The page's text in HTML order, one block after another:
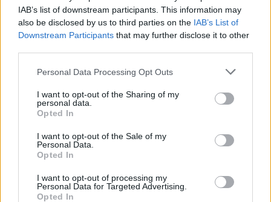
IAB’s list of downstream participants. This information may
also be disclosed by us to third parties on the IAB’s List of
Downstream Participants that may further disclose it to other
Please note that this website/app uses one or more Google
not limited to your visit or usage behaviour. You may click to
grant or deny consent to Google and its third-party tags to
use your data for below specified purposes in below Google
consent section.
Personal Data Processing Opt Outs
I want to opt-out of the Sharing of my
personal data.
Opted In
I want to opt-out of the Sale of my
Personal Data.
Opted In
I want to opt-out of processing my
Personal Data for Targeted Advertising.
Opted In
Felhasználónév
Jelszó
Elfelejtette jelszavát?
Bejelentkezés
faiskola.hu
Kertészeti, kerti termékek és szolgáltatások térképes
KERTÉSZ ÉS KERTÉSZET REGISZTRÁCIÓ